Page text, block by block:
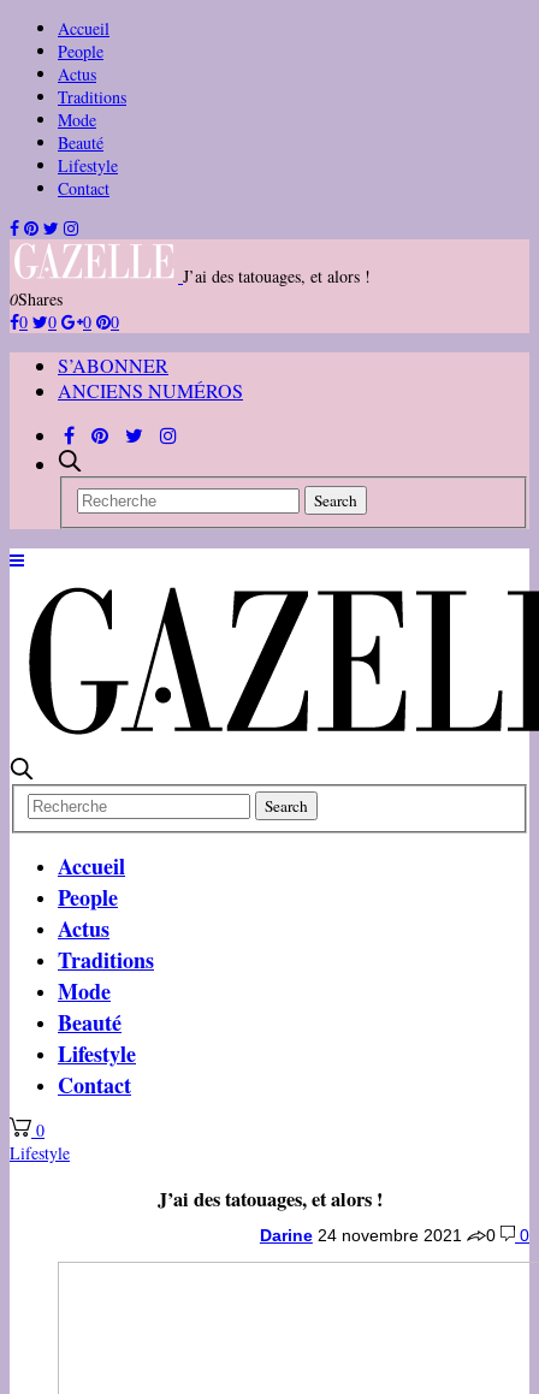
Accueil
People
Actus
Traditions
Mode
Beauté
Lifestyle
Contact
J’ai des tatouages, et alors !
0Shares
0
0 0 0
S’ABONNER
ANCIENS NUMÉROS
Accueil
People
Actus
Traditions
Mode
Beauté
Lifestyle
Contact
0
Lifestyle
J’ai des tatouages, et alors !
Darine 24 novembre 2021 0 0